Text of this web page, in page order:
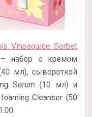
Vinosource Sorbet
– набор с кремом
мл), сывороткой
Serum (10 мл) и
Cleanser (50